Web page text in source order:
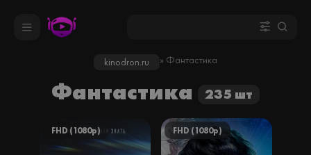
kinodron.ru » Фантастика
Фантастика 235 шт
FHD (1080p) FHD (1080p)